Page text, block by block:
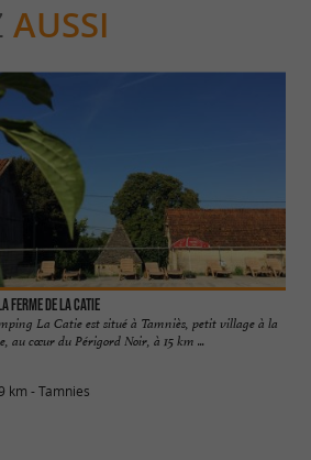
AUSSI
Ferme de La Catie
La Catie est situé à Tamniès, petit village à la
au cœur du Périgord Noir, à 15 km ...
km - Tamnies